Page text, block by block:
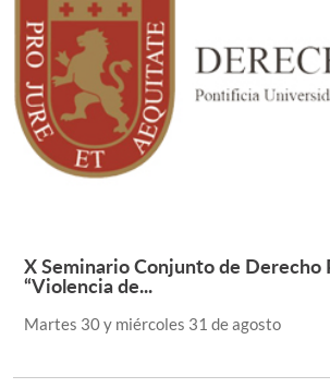
X Seminario Conjunto de Derecho
“Violencia de...
Martes 30 y miércoles 31 de agosto